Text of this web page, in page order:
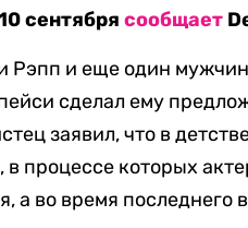
сентябрясообщает
Рэпп и еще один
сделал ему
заявил, что в
в процессе которых
а во время последнего